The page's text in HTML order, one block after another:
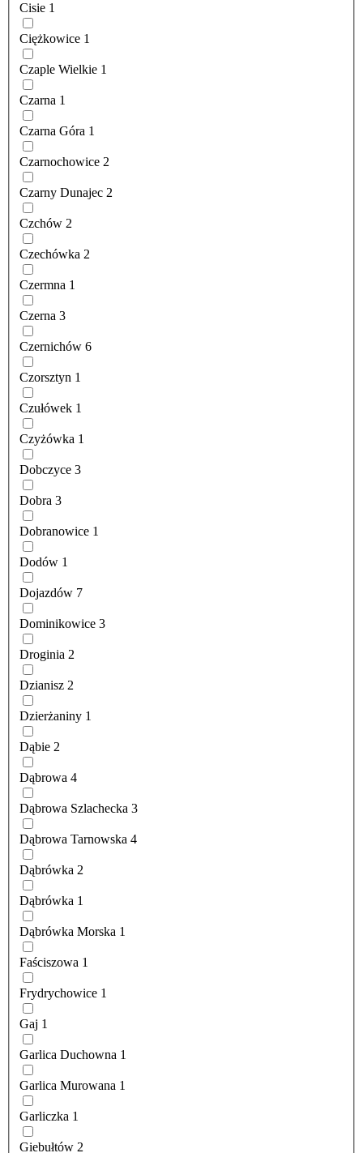
Cisie 1
Ciężkowice 1
Czaple Wielkie 1
Czarna 1
Czarna Góra 1
Czarnochowice 2
Czarny Dunajec 2
Czchów 2
Czechówka 2
Czermna 1
Czerna 3
Czernichów 6
Czorsztyn 1
Czułówek 1
Czyżówka 1
Dobczyce 3
Dobra 3
Dobranowice 1
Dodów 1
Dojazdów 7
Dominikowice 3
Droginia 2
Dzianisz 2
Dzierżaniny 1
Dąbie 2
Dąbrowa 4
Dąbrowa Szlachecka 3
Dąbrowa Tarnowska 4
Dąbrówka 2
Dąbrówka 1
Dąbrówka Morska 1
Faściszowa 1
Frydrychowice 1
Gaj 1
Garlica Duchowna 1
Garlica Murowana 1
Garliczka 1
Giebułtów 2